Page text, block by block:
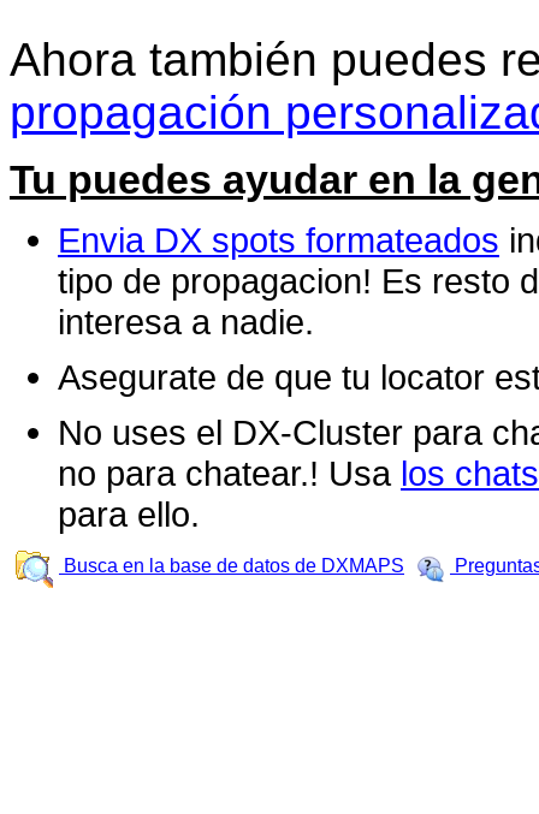
Ahora también puedes
propagación
Tu puedes ayudar en la
Envia DX spots formateados
tipo de propagacion! Es resto
interesa a nadie.
Asegurate de que tu locator
No uses el DX-Cluster para
no para chatear.! Usa los
para ello.
Busca en la base de datos de DXMAPS